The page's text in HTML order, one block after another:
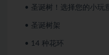
• 圣诞树！选择您的小玩
• 圣诞树架
• 14 种花环